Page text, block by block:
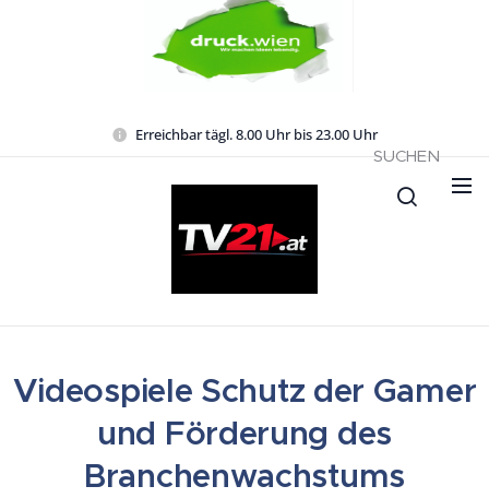
Erreichbar tägl. 8.00 Uhr bis 23.00 Uhr
SUCHEN
Videospiele Schutz der Gamer
und Förderung des
Branchenwachstums